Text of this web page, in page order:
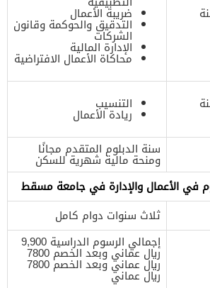
ضريبة الأعمال
التدقيق والحوكمة وقانون
الشركات
الإدارة المالية
محاكاة الأعمال الافتراضية
التنسيب
ريادة الأعمال
سنة الدبلوم المتقدم مجانًا
ومنحة مالية شهرية للسكن
في الأعمال والإدارة في جامعة مسقط
ثلاث سنوات دوام كامل
إجمالي الرسوم الدراسية 9,900
ريال عماني وبعد الخصم 7800
ريال عماني وبعد الخصم 7800
ريال عماني